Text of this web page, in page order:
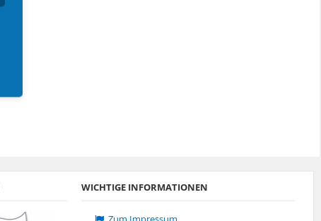
WICHTIGE INFORMATIONEN